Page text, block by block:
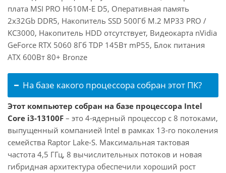
плата MSI PRO H610M-E D5, Оперативная память
2x32Gb DDR5, Накопитель SSD 500Гб M.2 MP33 PRO /
KC3000, Накопитель HDD отсутствует, Видеокарта nVidia
GeForce RTX 5060 8Гб TDP 145Вт mP55, Блок питания
ATX 600Вт 80+ Bronze
На базе какого процессора собран этот ПК?
Этот компьютер собран на базе процессора Intel
Core i3-13100F – это 4-ядерный процессор с 8 потоками,
выпущенный компанией Intel в рамках 13-го поколения
семейства Raptor Lake-S. Максимальная тактовая
частота 4,5 ГГц, 8 вычислительных потоков и новая
гибридная архитектура обеспечили хороший рост